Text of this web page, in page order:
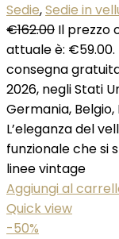
Sedie,Sedie in
€162.00 Il prezzo
attuale è: €59.00.
consegna
2026, negli Stati
Germania,
L’eleganza del
funzionale che si
linee vintage
Aggiungi al
Quick view
-50%